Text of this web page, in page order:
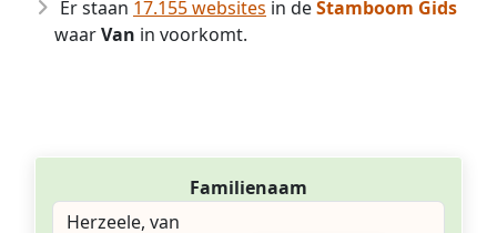
Er staan 17.155 websites in deStamboom Gids
waarVan in voorkomt.
Familienaam